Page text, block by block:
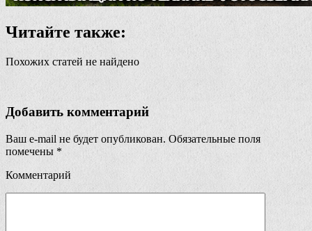
Читайте также:
Похожих статей не найдено
Добавить комментарий
Ваш e-mail не будет опубликован. Обязательные поля
помечены *
Комментарий